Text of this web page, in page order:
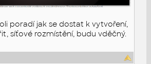
poradí jak se dostat k vytvoření,
síťové rozmístění, budu vděčný.